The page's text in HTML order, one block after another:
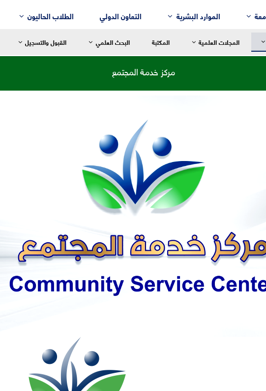
الموارد البشرية التعاون الدولي الطلاب الحاليون
رسالة العميد
قسم إدارة الأعمال
قسم التسويق
قسم المحاسبة
قسم نُظُم المعلومات الإدارية
المجلات العلمية المكتبة البحث العلمي القبول والتسجيل
مركز خدمة المجتمع